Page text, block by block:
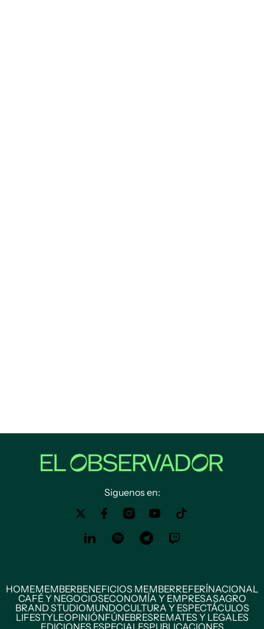
Siguenos en:
HOMEMEMBERBENEFICIOS MEMBERREFERÍNACIONAL
CAFÉ Y NEGOCIOSECONOMÍA Y EMPRESASAGRO
BRAND STUDIOMUNDOCULTURA Y ESPECTÁCULOS
LIFESTYLEOPINIÓNFÚNEBRESREMATES Y LEGALES
EDICIONES ESPECIALESPUBLICACIONES